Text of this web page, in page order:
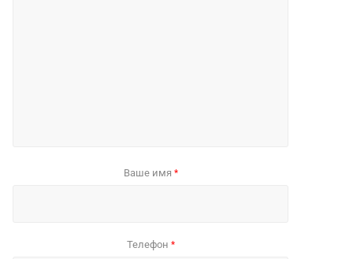
Ваше имя *
Телефон *